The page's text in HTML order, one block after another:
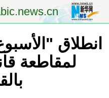
الصفحة الأولى
العالم
انطلاق
لمقاطعة